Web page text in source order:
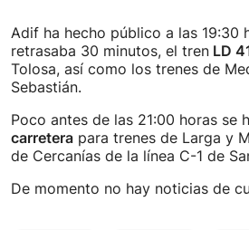
Adif ha hecho público a las 19:30
retrasaba 30 minutos, el trenLD
Tolosa, así como los trenes de
Sebastián.
Poco antes de las 21:00 horas se
carreterapara trenes de Larga y
de Cercanías de la línea C-1 de
De momento no hay noticias de